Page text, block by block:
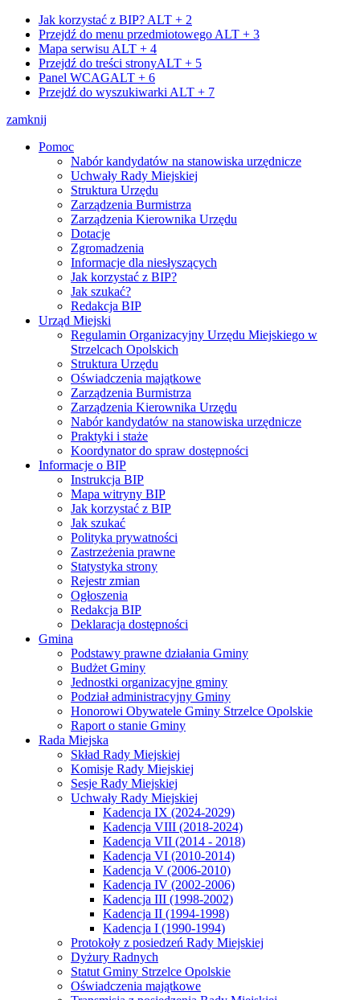
Jak korzystać z BIP? ALT + 2
Przejdź do menu przedmiotowego ALT + 3
Mapa serwisu ALT + 4
Przejdź do treści stronyALT + 5
Panel WCAGALT + 6
Przejdź do wyszukiwarki ALT + 7
zamknij
Pomoc
Nabór kandydatów na stanowiska urzędnicze
Uchwały Rady Miejskiej
Struktura Urzędu
Zarządzenia Burmistrza
Zarządzenia Kierownika Urzędu
Dotacje
Zgromadzenia
Informacje dla niesłyszących
Jak korzystać z BIP?
Jak szukać?
Redakcja BIP
Urząd Miejski
Regulamin Organizacyjny Urzędu Miejskiego w
Strzelcach Opolskich
Struktura Urzędu
Oświadczenia majątkowe
Zarządzenia Burmistrza
Zarządzenia Kierownika Urzędu
Nabór kandydatów na stanowiska urzędnicze
Praktyki i staże
Koordynator do spraw dostępności
Informacje o BIP
Instrukcja BIP
Mapa witryny BIP
Jak korzystać z BIP
Jak szukać
Polityka prywatności
Zastrzeżenia prawne
Statystyka strony
Rejestr zmian
Ogłoszenia
Redakcja BIP
Deklaracja dostępności
Gmina
Podstawy prawne działania Gminy
Budżet Gminy
Jednostki organizacyjne gminy
Podział administracyjny Gminy
Honorowi Obywatele Gminy Strzelce Opolskie
Raport o stanie Gminy
Rada Miejska
Skład Rady Miejskiej
Komisje Rady Miejskiej
Sesje Rady Miejskiej
Uchwały Rady Miejskiej
Kadencja IX (2024-2029)
Kadencja VIII (2018-2024)
Kadencja VII (2014 - 2018)
Kadencja VI (2010-2014)
Kadencja V (2006-2010)
Kadencja IV (2002-2006)
Kadencja III (1998-2002)
Kadencja II (1994-1998)
Kadencja I (1990-1994)
Protokoły z posiedzeń Rady Miejskiej
Dyżury Radnych
Statut Gminy Strzelce Opolskie
Oświadczenia majątkowe